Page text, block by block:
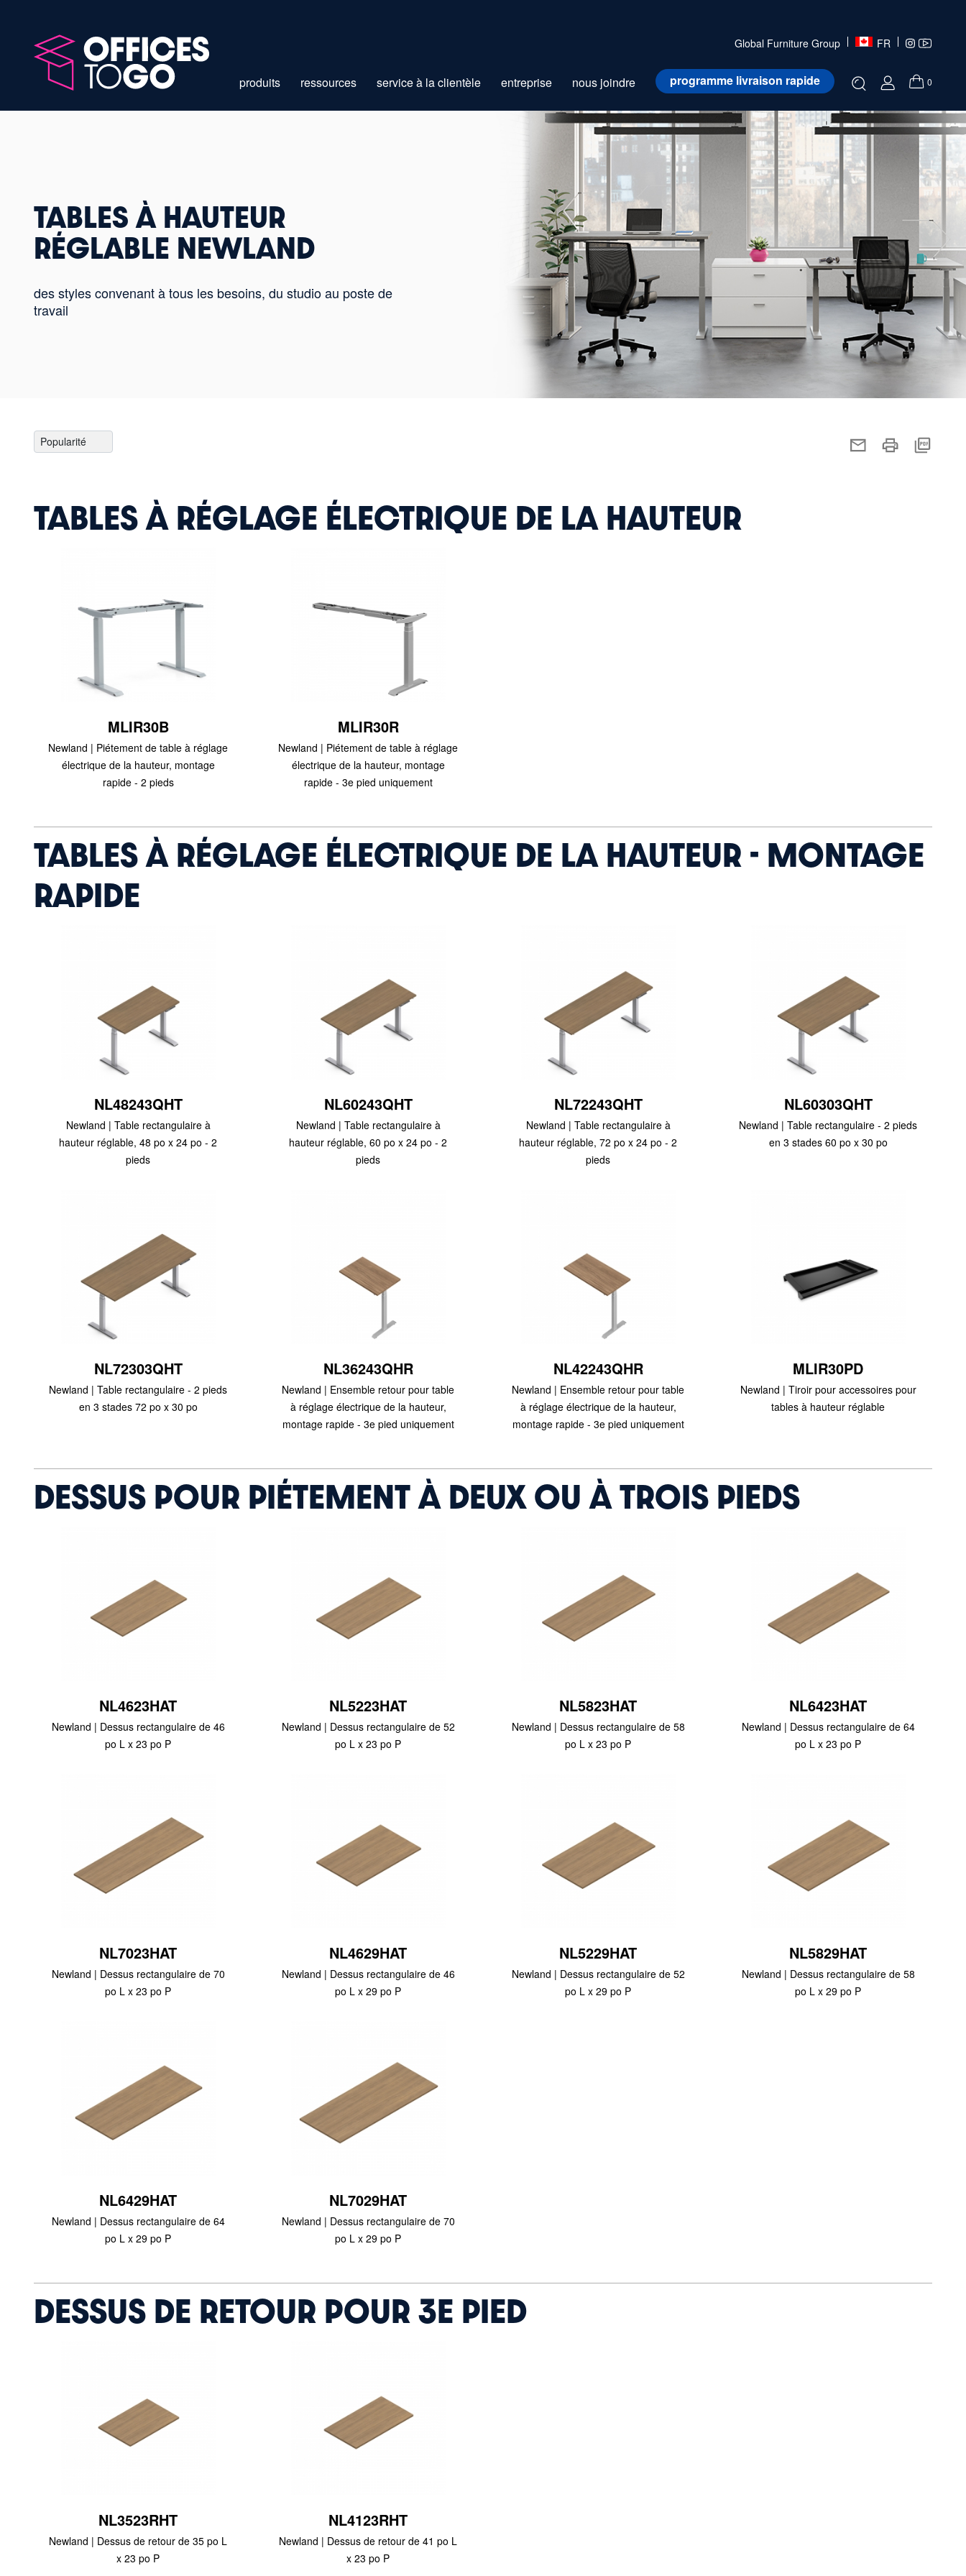
Global Furniture Group FR
produits ressources service à la clientèle entreprise nous joindre programme livraison rapide 0
TABLES À HAUTEUR
RÉGLABLE NEWLAND
des styles convenant à tous les besoins, du studio au poste de
travail
TABLES À RÉGLAGE ÉLECTRIQUE DE LA HAUTEUR
MLIR30B
Newland | Piétement de table à réglage
électrique de la hauteur, montage
rapide - 2 pieds
MLIR30R
Newland | Piétement de table à réglage
électrique de la hauteur, montage
rapide - 3e pied uniquement
TABLES À RÉGLAGE ÉLECTRIQUE DE LA HAUTEUR - MONTAGE
RAPIDE
NL48243QHT
Newland | Table rectangulaire à
hauteur réglable, 48 po x 24 po - 2
pieds
NL60243QHT
Newland | Table rectangulaire à
hauteur réglable, 60 po x 24 po - 2
pieds
NL72243QHT
Newland | Table rectangulaire à
hauteur réglable, 72 po x 24 po - 2
pieds
NL60303QHT
Newland | Table rectangulaire - 2 pieds
en 3 stades 60 po x 30 po
NL72303QHT
Newland | Table rectangulaire - 2 pieds
en 3 stades 72 po x 30 po
NL36243QHR
Newland | Ensemble retour pour table
à réglage électrique de la hauteur,
montage rapide - 3e pied uniquement
NL42243QHR
Newland | Ensemble retour pour table
à réglage électrique de la hauteur,
montage rapide - 3e pied uniquement
MLIR30PD
Newland | Tiroir pour accessoires pour
tables à hauteur réglable
DESSUS POUR PIÉTEMENT À DEUX OU À TROIS PIEDS
NL4623HAT
Newland | Dessus rectangulaire de 46
po L x 23 po P
NL5223HAT
Newland | Dessus rectangulaire de 52
po L x 23 po P
NL5823HAT
Newland | Dessus rectangulaire de 58
po L x 23 po P
NL6423HAT
Newland | Dessus rectangulaire de 64
po L x 23 po P
NL7023HAT
Newland | Dessus rectangulaire de 70
po L x 23 po P
NL4629HAT
Newland | Dessus rectangulaire de 46
po L x 29 po P
NL5229HAT
Newland | Dessus rectangulaire de 52
po L x 29 po P
NL5829HAT
Newland | Dessus rectangulaire de 58
po L x 29 po P
NL6429HAT
Newland | Dessus rectangulaire de 64
po L x 29 po P
NL7029HAT
Newland | Dessus rectangulaire de 70
po L x 29 po P
DESSUS DE RETOUR POUR 3E PIED
NL3523RHT
Newland | Dessus de retour de 35 po L
x 23 po P
NL4123RHT
Newland | Dessus de retour de 41 po L
x 23 po P